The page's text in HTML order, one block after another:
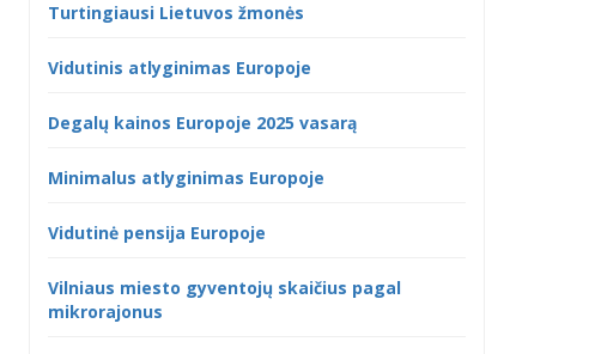
Turtingiausi Lietuvos žmonės
Vidutinis atlyginimas Europoje
Degalų kainos Europoje 2025 vasarą
Minimalus atlyginimas Europoje
Vidutinė pensija Europoje
Vilniaus miesto gyventojų skaičius pagal
mikrorajonus